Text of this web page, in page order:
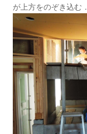
が上方をのぞき込む．